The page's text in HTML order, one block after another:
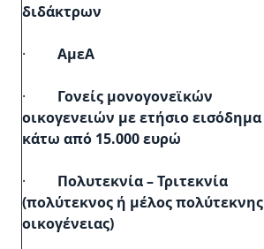
διδάκτρων
· ΑμεΑ
· Γονείς μονογονεϊκών
οικογενειών με ετήσιο εισόδημα
κάτω από 15.000 ευρώ
· Πολυτεκνία – Τριτεκνία
(πολύτεκνος ή μέλος πολύτεκνης
οικογένειας)